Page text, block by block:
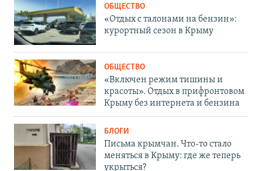
ОБЩЕСТВО
«Отдых с талонами на бензин»:
курортный сезон в Крыму
ОБЩЕСТВО
«Включен режим тишины и
красоты». Отдых в прифронтовом
Крыму без интернета и бензина
БЛОГИ
Письма крымчан. Что-то стало
меняться в Крыму: где же теперь
укрыться?